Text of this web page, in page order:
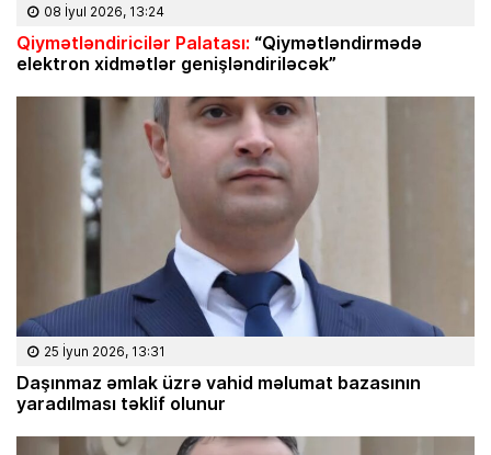
08 İyul 2026, 13:24
Qiymətləndiricilər Palatası: “Qiymətləndirmədə
elektron xidmətlər genişləndiriləcək”
25 İyun 2026, 13:31
Daşınmaz əmlak üzrə vahid məlumat bazasının
yaradılması təklif olunur